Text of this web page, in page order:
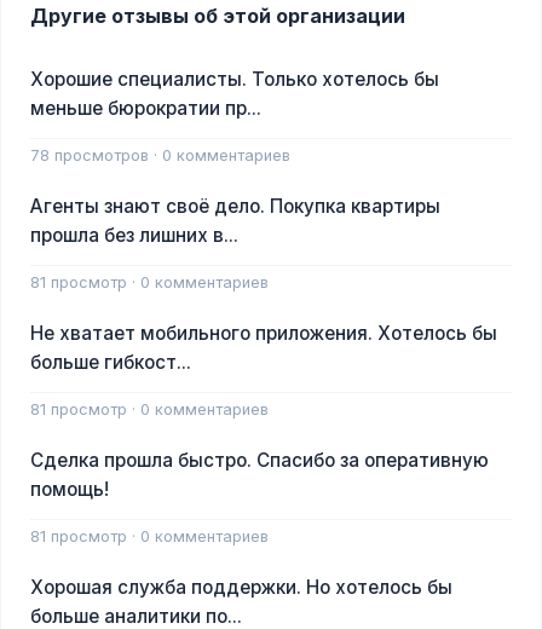
Другие отзывы об этой организации
Хорошие специалисты. Только хотелось бы
меньше бюрократии пр...
78 просмотров · 0 комментариев
Агенты знают своё дело. Покупка квартиры
прошла без лишних в...
81 просмотр · 0 комментариев
Не хватает мобильного приложения. Хотелось бы
больше гибкост...
81 просмотр · 0 комментариев
Сделка прошла быстро. Спасибо за оперативную
помощь!
81 просмотр · 0 комментариев
Хорошая служба поддержки. Но хотелось бы
больше аналитики по...